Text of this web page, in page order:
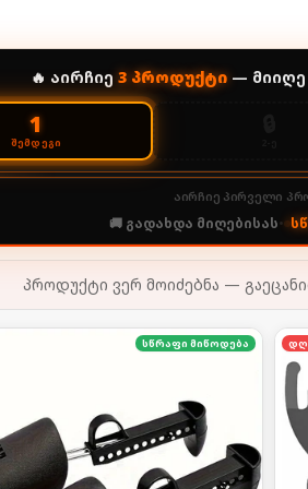
🔥 აირჩიე 3პროდუქტი— მიიღე
1
ᲨᲔᲛᲓᲔᲒᲘ
აირჩიე პირველი
🚚 გადახდა მიღებისას•
პროდუქტი ვერ მოიძებნა —
სწრაფი მიწოდება